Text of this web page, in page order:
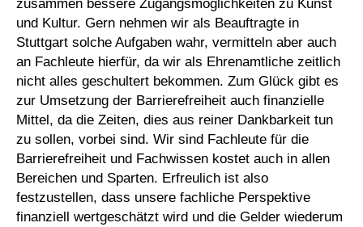
zusammen bessere Zugangsmöglichkeiten zu Kunst
und Kultur. Gern nehmen wir als Beauftragte in
Stuttgart solche Aufgaben wahr, vermitteln aber auch
an Fachleute hierfür, da wir als Ehrenamtliche zeitlich
nicht alles geschultert bekommen. Zum Glück gibt es
zur Umsetzung der Barrierefreiheit auch finanzielle
Mittel, da die Zeiten, dies aus reiner Dankbarkeit tun
zu sollen, vorbei sind. Wir sind Fachleute für die
Barrierefreiheit und Fachwissen kostet auch in allen
Bereichen und Sparten. Erfreulich ist also
festzustellen, dass unsere fachliche Perspektive
finanziell wertgeschätzt wird und die Gelder wiederum